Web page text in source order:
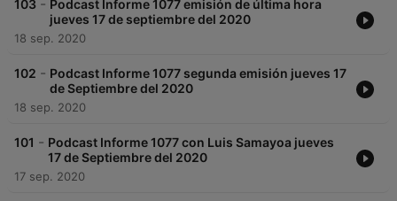
103 - Podcast Informe 1077 emisión de última hora
jueves 17 de septiembre del 2020
18 sep. 2020
102 - Podcast Informe 1077 segunda emisión jueves 17
de Septiembre del 2020
18 sep. 2020
101 - Podcast Informe 1077 con Luis Samayoa jueves
17 de Septiembre del 2020
17 sep. 2020